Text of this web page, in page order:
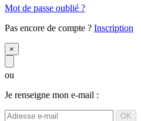
Mot de passe oublié ?
Pas encore de compte ? Inscription
×
ou
Je renseigne mon e-mail :
OK